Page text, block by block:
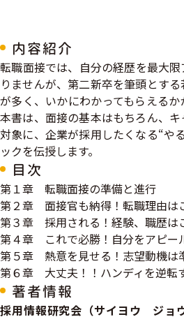
内容紹介
転職面接では、自分の経歴を最大
りませんが、第二新卒を筆頭とす
が多く、いかにわかってもらえる
本書は、面接の基本はもちろん、
対象に、企業が採用したくなる“や
ックを伝授します。
目次
第１章 転職面接の準備と進行
第２章 面接官も納得！転職理由は
第３章 採用される！経験、職歴は
第４章 これで必勝！自分をアピー
第５章 熱意を見せる！志望動機は
第６章 大丈夫！！ハンディを逆転
著者情報
採用情報研究会（サイヨウ ジョ